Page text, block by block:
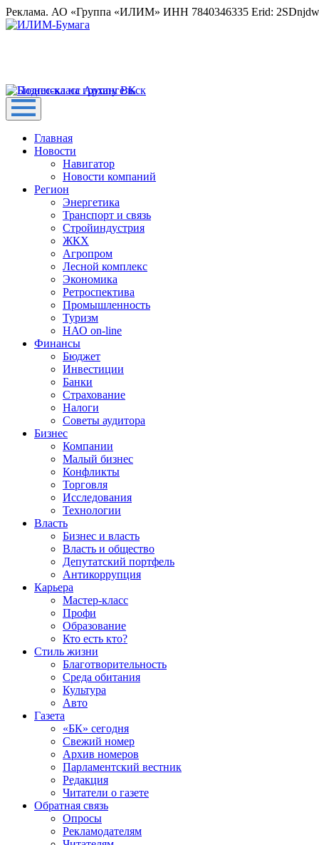
Реклама. АО «Группа «ИЛИМ» ИНН 7840346335 Erid:
Главная
Новости
Навигатор
Новости компаний
Регион
Энергетика
Транспорт и связь
Стройиндустрия
ЖКХ
Агропром
Лесной комплекс
Экономика
Ретроспектива
Промышленность
Туризм
НАО on-line
Финансы
Бюджет
Инвестиции
Банки
Страхование
Налоги
Советы аудитора
Бизнес
Компании
Малый бизнес
Конфликты
Торговля
Исследования
Технологии
Власть
Бизнес и власть
Власть и общество
Депутатский портфель
Антикоррупция
Карьера
Мастер-класс
Профи
Образование
Кто есть кто?
Стиль жизни
Благотворительность
Среда обитания
Культура
Авто
Газета
«БК» сегодня
Свежий номер
Архив номеров
Парламентский вестник
Редакция
Читатели о газете
Обратная связь
Опросы
Рекламодателям